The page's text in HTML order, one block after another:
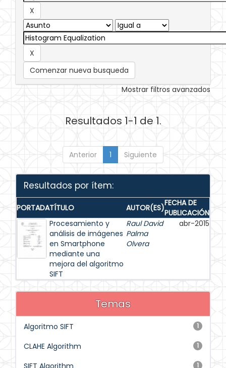
Comenzar nueva busqueda
Mostrar filtros avanzados
Resultados 1-1 de 1.
Anterior 1 Siguiente
Resultados por ítem:
PORTADATÍTULO AUTOR(ES)FECHA DE
PUBLICACIÓN
Procesamiento y
análisis de imágenes
en Smartphone
mediante una
mejora del algoritmo
SIFT
Raul David
Palma
Olvera
abr-2015
Temas
1
Algoritmo SIFT
1
CLAHE Algorithm
1
SIFT Algorithm